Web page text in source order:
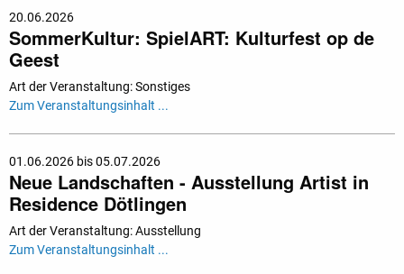
20.06.2026
SommerKultur: SpielART: Kulturfest op de
Geest
Art der Veranstaltung: Sonstiges
Zum Veranstaltungsinhalt ...
01.06.2026 bis 05.07.2026
Neue Landschaften - Ausstellung Artist in
Residence Dötlingen
Art der Veranstaltung: Ausstellung
Zum Veranstaltungsinhalt ...